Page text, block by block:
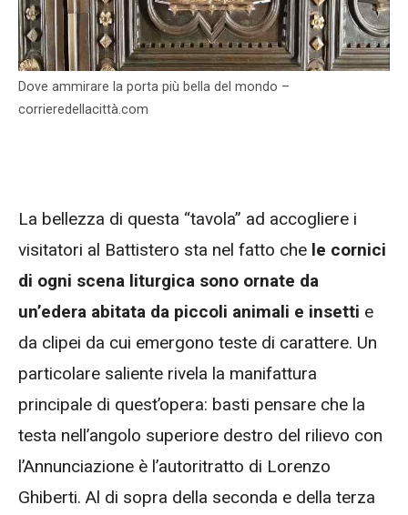
Dove ammirare la porta più bella del mondo –
corrieredellacittà.com
La bellezza di questa “tavola” ad accogliere i
visitatori al Battistero sta nel fatto che le cornici
di ogni scena liturgica sono ornate da
un’edera abitata da piccoli animali e insetti e
da clipei da cui emergono teste di carattere. Un
particolare saliente rivela la manifattura
principale di quest’opera: basti pensare che la
testa nell’angolo superiore destro del rilievo con
l’Annunciazione è l’autoritratto di Lorenzo
Ghiberti. Al di sopra della seconda e della terza